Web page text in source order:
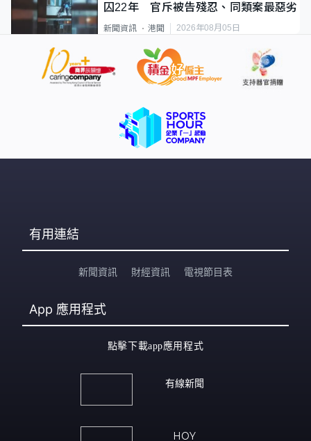
囚22年 官斥被告殘忍、同類案最惡劣
新聞資訊 港聞 2026年08月05日
有用連結
新聞資訊 財經資訊 電視節目表
App 應用程式
點擊下載app應用程式
有線新聞
HOY